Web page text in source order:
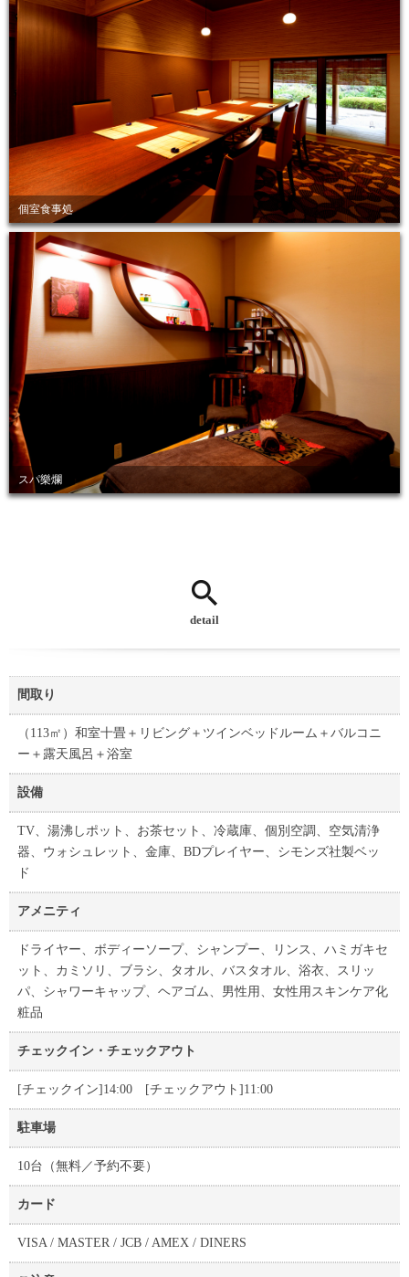
個室食事処
スパ樂爛
detail
間取り
（113㎡）和室十畳＋リビング＋ツインベッドルーム＋バルコニ
ー＋露天風呂＋浴室
設備
TV、湯沸しポット、お茶セット、冷蔵庫、個別空調、空気清浄
器、ウォシュレット、金庫、BDプレイヤー、シモンズ社製ベッ
ド
アメニティ
ドライヤー、ボディーソープ、シャンプー、リンス、ハミガキセ
ット、カミソリ、ブラシ、タオル、バスタオル、浴衣、スリッ
パ、シャワーキャップ、ヘアゴム、男性用、女性用スキンケア化
粧品
チェックイン・チェックアウト
[チェックイン]14:00 [チェックアウト]11:00
駐車場
10台（無料／予約不要）
カード
VISA / MASTER / JCB / AMEX / DINERS